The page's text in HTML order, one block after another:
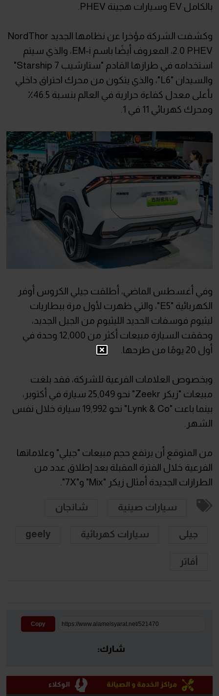
بالكامل EV وسيارات هجينة PHEV.
وكشفت الشركة مؤخرا عن نظامها الجديد NordThor
2.0 PHEV، المعروف أيضًا باسم EM-i، والذي سيتم
استخدامه في طرازها القادم "ستارشيب 7 Starship"
والسيدان "L6"، والذي يتكون من محرك احتراق داخلي
بأعلى معدل كفاءة حرارية في العالم بنسبة 46.5٪
ومحرك كهربائي 11 في 1.
وفي أغسطس الماضي، أطلقت جيلي الكروس أوفر
الكهربائية "E5"، والتي ظهرت لأول مرة ببطاريات
ليثيوم فوسفات الحديد الليثيوم من الجيل الجديد،
وحققت السيارة مبيعات أكثر من 12,000 وحدة في
أول 20 يومًا من طرحها.
وبخصوص العلامات الفرعية للشركة، فقد بلغت
مبيعات "زيكر Zeekr" نحو 25,049 سيارة في أكتوبر،
بينما باعت "Lynk & Co" نحو 19,992 سيارة خلال نفس
الشهر.
من المتوقع أن يرتفع حجم مبيعات "جيلي" وعلاماتها
الفرعية خلال الفترة المقبلة بعد إطلاق عدد من
الطرازات الجديدة أمثال زيكر "Mix" و"7X".
سيارات صينية شانجان
جيلى سيارات كهربائية geely
أفاتر
Copy
شارك:
مراكز الخدمة و الصيانة الوكلاء